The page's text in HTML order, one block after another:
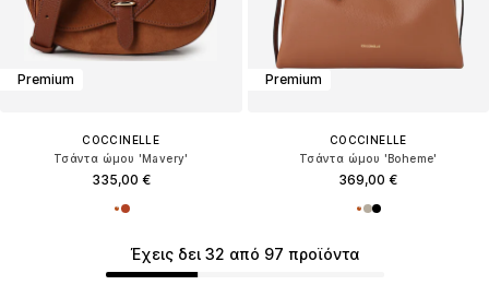
Premium
COCCINELLE
Τσάντα ώμου 'Mavery'
335,00 €
Premium
COCCINELLE
Τσάντα ώμου 'Boheme'
369,00 €
Έχεις δει 32 από 97 προϊόντα